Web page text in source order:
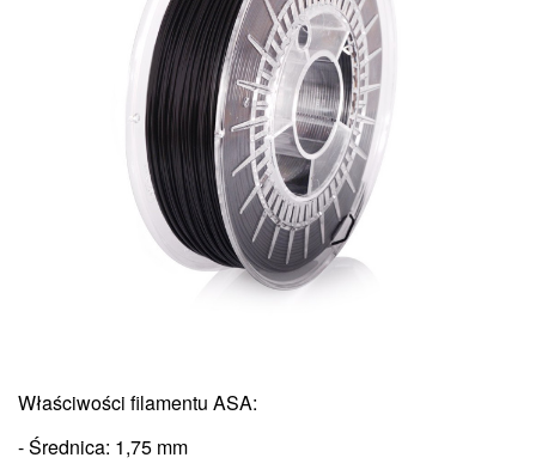
Właściwości filamentu ASA:
- Średnica: 1,75 mm